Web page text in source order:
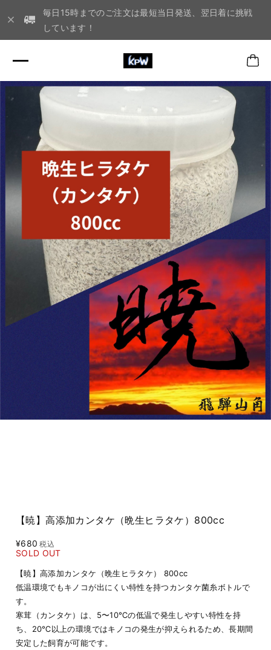
毎日15時までのご注文は最短当日発送、翌日着に挑戦
しています！
【暁】高添加カンタケ（晩生ヒラタケ）800cc
¥680 税込
SOLD OUT
【暁】高添加カンタケ（晩生ヒラタケ） 800cc
低温環境でもキノコが出にくい特性を持つカンタケ菌糸ボトルで
す。
寒茸（カンタケ）は、5〜10℃の低温で発生しやすい特性を持
ち、20℃以上の環境ではキノコの発生が抑えられるため、長期間
安定した飼育が可能です。